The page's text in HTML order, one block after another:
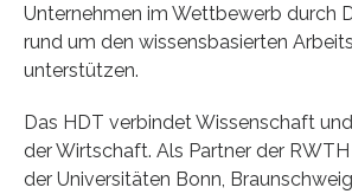
Unternehmen im Wettbewerb durch
rund um den wissensbasierten
unterstützen.
Das HDT verbindet Wissenschaft
der Wirtschaft. Als Partner der
der Universitäten Bonn,